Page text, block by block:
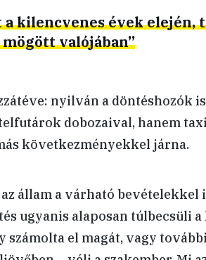
a kilencvenes évek elején,
valójában”
nyilván a döntéshozók
dobozaival, hanem
következményekkel járna.
állam a várható bevételekkel
ugyanis alaposan túlbecsüli
számolta el magát, vagy